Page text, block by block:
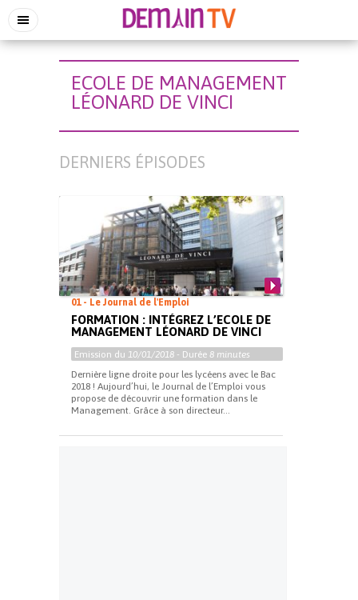
ECOLE DE MANAGEMENT
LÉONARD DE VINCI
DERNIERS ÉPISODES
01 - Le Journal de l'Emploi
FORMATION : INTÉGREZ L’ECOLE DE
MANAGEMENT LÉONARD DE VINCI
Emission du 10/01/2018 - Durée 8 minutes
Dernière ligne droite pour les lycéens avec le Bac
2018 ! Aujourd’hui, le Journal de l’Emploi vous
propose de découvrir une formation dans le
Management. Grâce à son directeur...